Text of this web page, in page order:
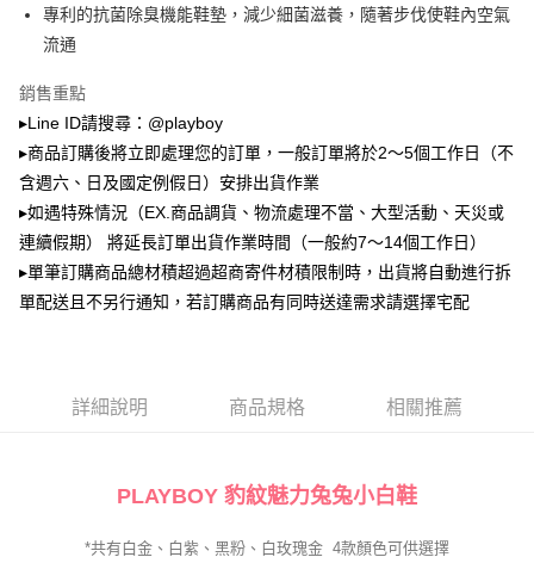
帳／街口支付／iPASS MONEY」等通路繳費。
【注意事項】
用戶於交易時，得透過本服務購買商品或服務，並由商店將買賣／分期付款
買賣價金債權讓與本公司後，依約使用本公司帳單繳交帳款。
2.基於同意付款使用「大哥付你分期」之契約關係目的，商店將以您的個人
資料（包含姓名、電話或地址）提供予台灣大哥大進項蒐集、處理及利用，
由本公司與您本人進行分期帳單所需資料之確認、核對及更正。
3.完整用戶服務條款，請詳閱以下連結：https://oppay.tw/userRule
每筆NT$100，滿NT$900(含以上)免運費
7-11取貨付款
每筆NT$100，滿NT$900(含以上)免運費
付款後7-11取貨
每筆NT$100，滿NT$700(含以上)免運費
宅配
專利的抗菌除臭機能鞋墊，減少細菌滋養，隨著步伐使鞋內空氣
流通
銷售重點
▸Line ID請搜尋：@playboy
▸商品訂購後將立即處理您的訂單，一般訂單將於2～5個工作日（不
含週六、日及國定例假日）安排出貨作業
▸如遇特殊情況（EX.商品調貨、物流處理不當、大型活動、天災或
連續假期） 將延長訂單出貨作業時間（一般約7～14個工作日）
▸單筆訂購商品總材積超過超商寄件材積限制時，出貨將自動進行拆
單配送且不另行通知，若訂購商品有同時送達需求請選擇宅配
詳細說明 商品規格 相關推薦
PLAYBOY 豹紋魅力兔兔小白鞋
*共有白金、白紫、黑粉、白玫瑰金 4款顏色可供選擇